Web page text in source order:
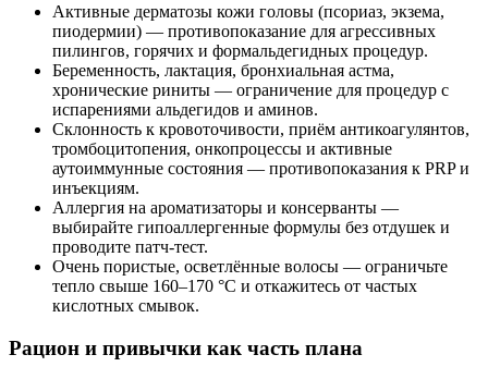
Активные дерматозы кожи головы (псориаз, экзема,
пиодермии) — противопоказание для агрессивных
пилингов, горячих и формальдегидных процедур.
Беременность, лактация, бронхиальная астма,
хронические риниты — ограничение для процедур с
испарениями альдегидов и аминов.
Склонность к кровоточивости, приём антикоагулянтов,
тромбоцитопения, онкопроцессы и активные
аутоиммунные состояния — противопоказания к PRP и
инъекциям.
Аллергия на ароматизаторы и консерванты —
выбирайте гипоаллергенные формулы без отдушек и
проводите патч‑тест.
Очень пористые, осветлённые волосы — ограничьте
тепло свыше 160–170 °C и откажитесь от частых
кислотных смывок.
Рацион и привычки как часть плана